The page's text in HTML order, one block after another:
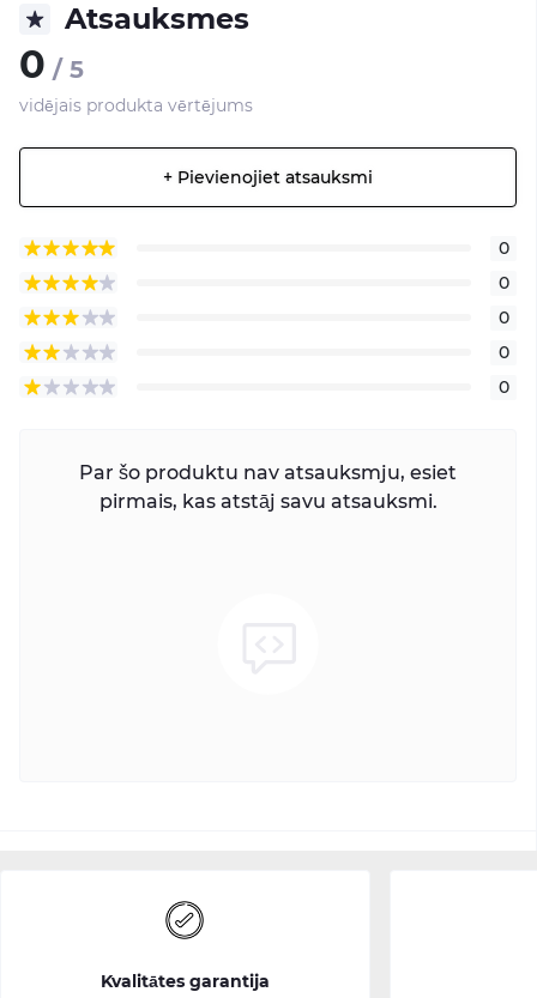
Atsauksmes
0 / 5
vidējais produkta vērtējums
+ Pievienojiet atsauksmi
0
0
0
0
0
Par šo produktu nav atsauksmju, esiet
pirmais, kas atstāj savu atsauksmi.
Kvalitātes garantija